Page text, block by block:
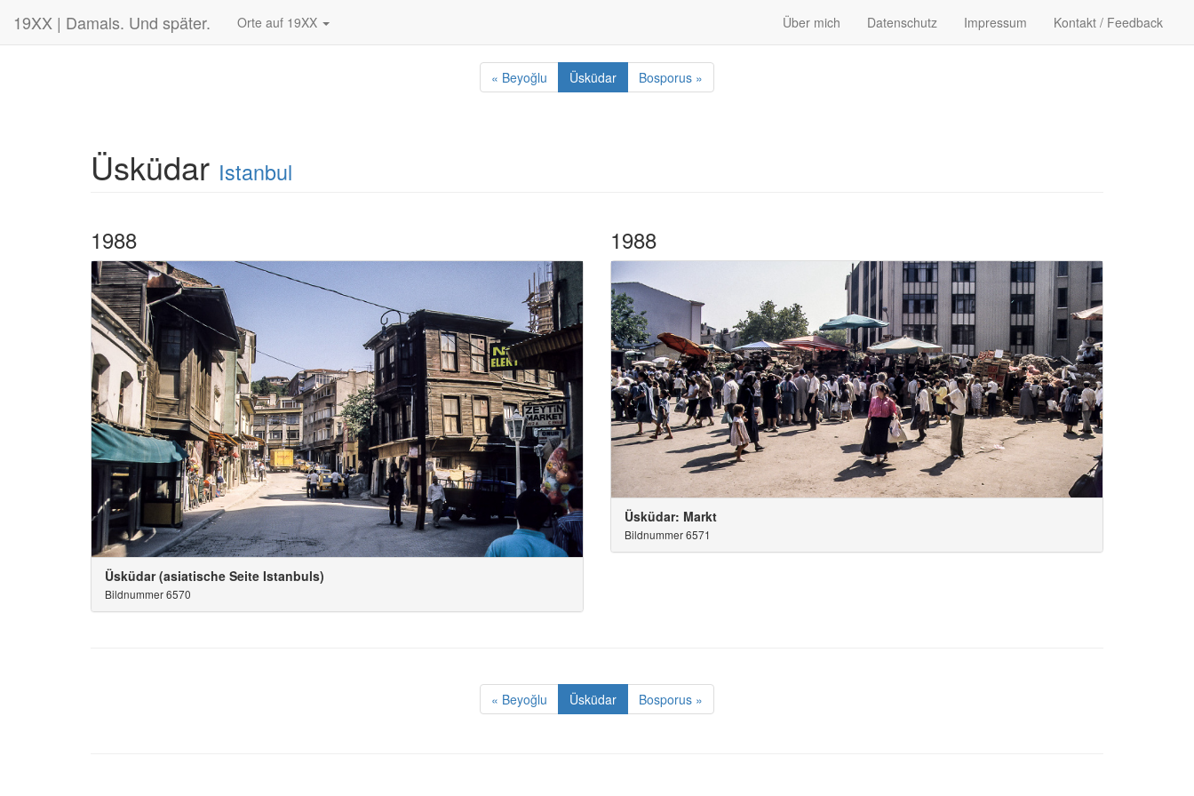
19XX | Damals. Und später. Orte auf 19XX Über mich Datenschutz Impressum Kontakt / Feedback
« Beyoğlu Üsküdar Bosporus »
Üsküdar Istanbul
1988
Üsküdar (asiatische Seite Istanbuls)
Bildnummer 6570
1988
Üsküdar: Markt
Bildnummer 6571
« Beyoğlu Üsküdar Bosporus »